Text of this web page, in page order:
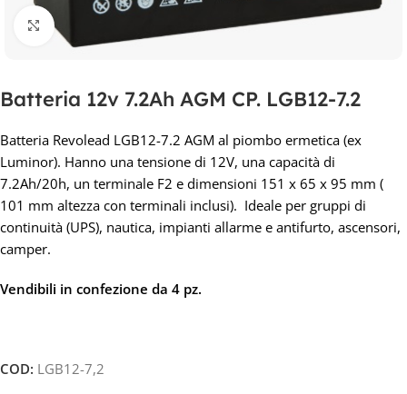
Clicca per ingrandire
Batteria 12v 7.2Ah AGM CP. LGB12-7.2
Batteria Revolead LGB12-7.2 AGM al piombo ermetica (ex
Luminor). Hanno una tensione di 12V, una capacità di
7.2Ah/20h, un terminale F2 e dimensioni 151 x 65 x 95 mm (
101 mm altezza con terminali inclusi). Ideale per gruppi di
continuità (UPS), nautica, impianti allarme e antifurto, ascensori,
camper.
Vendibili in confezione da 4 pz.
COD: LGB12-7,2